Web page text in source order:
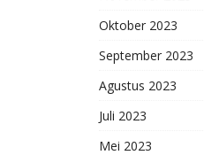
Oktober 2023
September 2023
Agustus 2023
Juli 2023
Mei 2023